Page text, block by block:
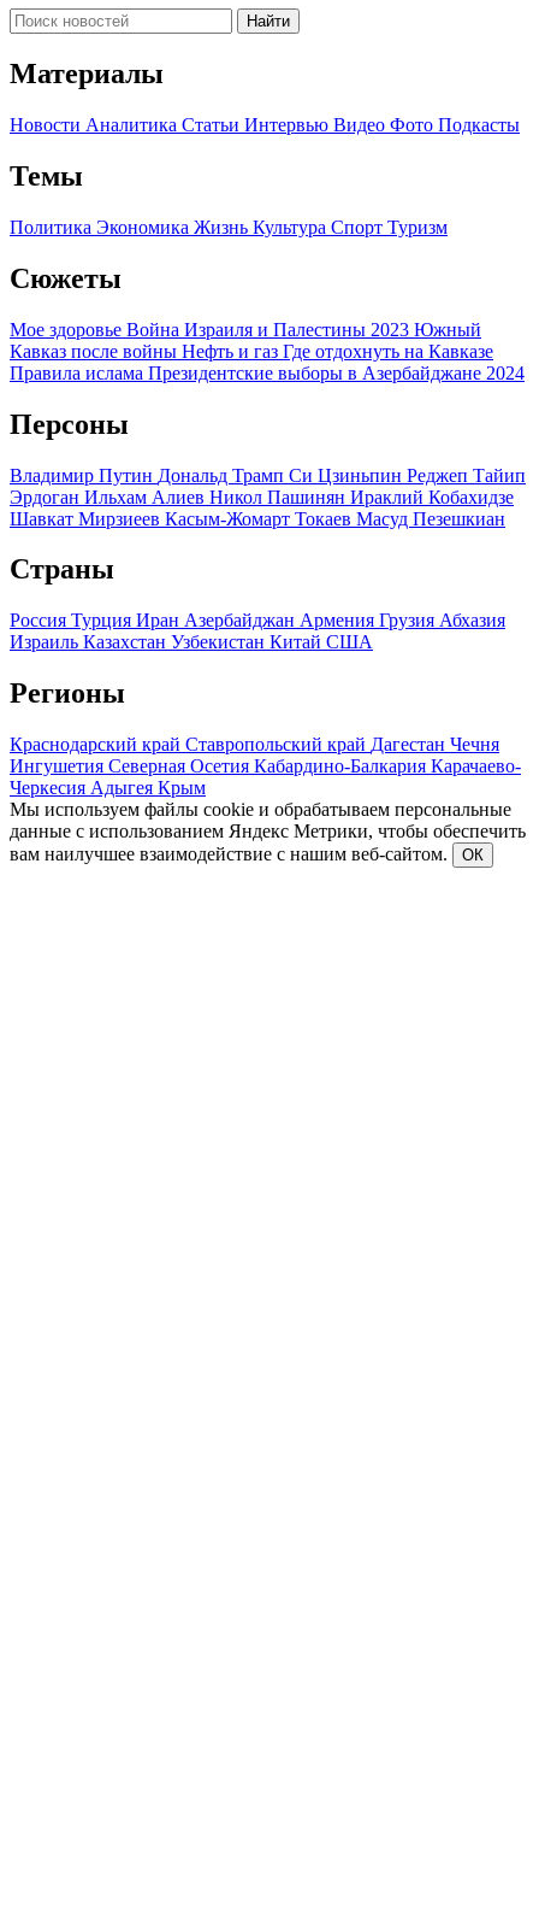
Найти
Материалы
Новости Аналитика Статьи Интервью Видео Фото Подкасты
Темы
Политика Экономика Жизнь Культура Спорт Туризм
Сюжеты
Мое здоровье Война Израиля и Палестины 2023 Южный
Кавказ после войны Нефть и газ Где отдохнуть на Кавказе
Правила ислама Президентские выборы в Азербайджане 2024
Персоны
Владимир Путин Дональд Трамп Си Цзиньпин Реджеп Тайип
Эрдоган Ильхам Алиев Никол Пашинян Ираклий Кобахидзе
Шавкат Мирзиеев Касым-Жомарт Токаев Масуд Пезешкиан
Страны
Россия Турция Иран Азербайджан Армения Грузия Абхазия
Израиль Казахстан Узбекистан Китай США
Регионы
Краснодарский край Ставропольский край Дагестан Чечня
Ингушетия Северная Осетия Кабардино-Балкария Карачаево-
Черкесия Адыгея Крым
Мы используем файлы cookie и обрабатываем персональные
данные с использованием Яндекс Метрики, чтобы обеспечить
вам наилучшее взаимодействие с нашим веб-сайтом.
ОК